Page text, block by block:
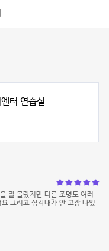
터 연습실
잘 몰랐지만 다른 조명도 여러
그리고 삼각대가 안 고장 나있